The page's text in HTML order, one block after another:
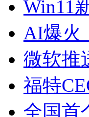
Win11
AI爆火
微软推
福特
全国首